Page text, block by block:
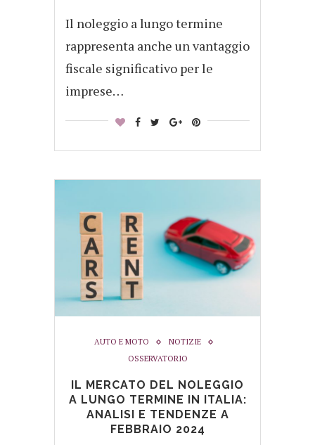
Il noleggio a lungo termine
rappresenta anche un vantaggio
fiscale significativo per le
imprese…
AUTO E MOTO
NOTIZIE
OSSERVATORIO
IL MERCATO DEL NOLEGGIO
A LUNGO TERMINE IN ITALIA:
ANALISI E TENDENZE A
FEBBRAIO 2024